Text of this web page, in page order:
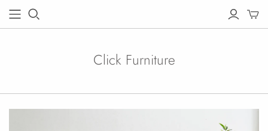
Click Furniture